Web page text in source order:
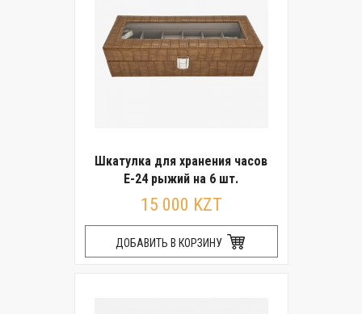
Шкатулка для хранения часов
E-24 рыжий на 6 шт.
15 000 KZT
ДОБАВИТЬ В КОРЗИНУ